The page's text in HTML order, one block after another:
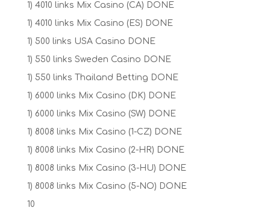
1) 4010 links Mix Casino (CA) DONE
1) 4010 links Mix Casino (ES) DONE
1) 500 links USA Casino DONE
1) 550 links Sweden Casino DONE
1) 550 links Thailand Betting DONE
1) 6000 links Mix Casino (DK) DONE
1) 6000 links Mix Casino (SW) DONE
1) 8008 links Mix Casino (1-CZ) DONE
1) 8008 links Mix Casino (2-HR) DONE
1) 8008 links Mix Casino (3-HU) DONE
1) 8008 links Mix Casino (5-NO) DONE
10